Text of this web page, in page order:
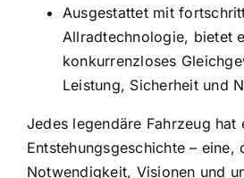
Ausgestattet mit
Allradtechnologie, bietet
konkurrenzloses
Leistung, Sicherheit und
Jedes legendäre Fahrzeug hat
Entstehungsgeschichte – eine,
Notwendigkeit, Visionen und